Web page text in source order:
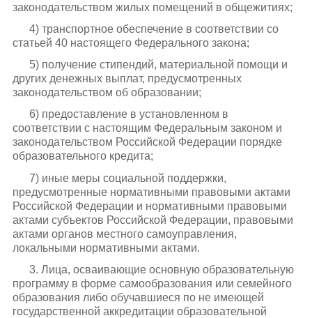
законодательством жилых помещений в общежитиях;
4) транспортное обеспечение в соответствии со
статьей 40 настоящего Федерального закона;
5) получение стипендий, материальной помощи и
других денежных выплат, предусмотренных
законодательством об образовании;
6) предоставление в установленном в
соответствии с настоящим Федеральным законом и
законодательством Российской Федерации порядке
образовательного кредита;
7) иные меры социальной поддержки,
предусмотренные нормативными правовыми актами
Российской Федерации и нормативными правовыми
актами субъектов Российской Федерации, правовыми
актами органов местного самоуправления,
локальными нормативными актами.
3. Лица, осваивающие основную образовательную
программу в форме самообразования или семейного
образования либо обучавшиеся по не имеющей
государственной аккредитации образовательной